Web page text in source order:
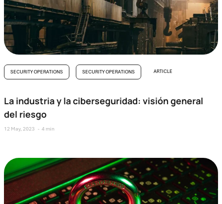
SECURITY OPERATIONS SECURITY OPERATIONS ARTICLE
La industria y la ciberseguridad: visión general
del riesgo
12 May, 2023 4 min